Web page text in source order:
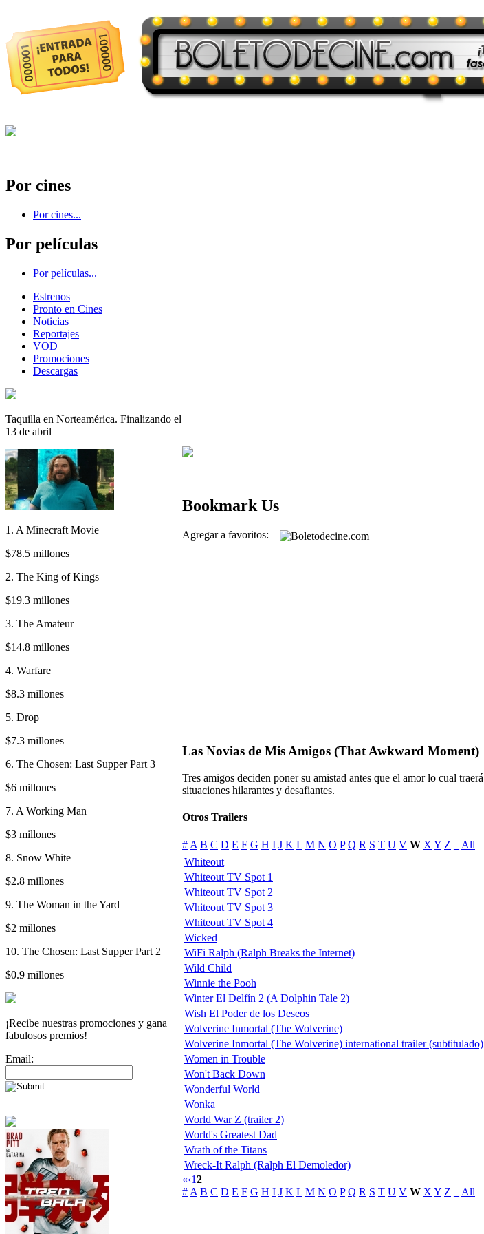
Por cines
Por cines...
Por películas
Por películas...
Estrenos
Pronto en Cines
Noticias
Reportajes
VOD
Promociones
Descargas
Taquilla en Norteamérica. Finalizando el
13 de abril
1. A Minecraft Movie
$78.5 millones
2. The King of Kings
$19.3 millones
3. The Amateur
$14.8 millones
4. Warfare
$8.3 millones
5. Drop
$7.3 millones
6. The Chosen: Last Supper Part 3
$6 millones
7. A Working Man
$3 millones
8. Snow White
$2.8 millones
9. The Woman in the Yard
$2 millones
10. The Chosen: Last Supper Part 2
$0.9 millones
¡Recibe nuestras promociones y gana
fabulosos premios!
Email:
Bookmark Us
Agregar a favoritos:
Las Novias de Mis Amigos (That Awkward Moment)
Tres amigos deciden poner su amistad antes que el amor lo cual traerá
situaciones hilarantes y desafiantes.
Otros Trailers
# A B C D E F G H I J K L M N O P Q R S T U V W X Y Z
All
Whiteout
Whiteout TV Spot 1
Whiteout TV Spot 2
Whiteout TV Spot 3
Whiteout TV Spot 4
Wicked
WiFi Ralph (Ralph Breaks the Internet)
Wild Child
Winnie the Pooh
Winter El Delfín 2 (A Dolphin Tale 2)
Wish El Poder de los Deseos
Wolverine Inmortal (The Wolverine)
Wolverine Inmortal (The Wolverine) international trailer (subtitulado)
Women in Trouble
Won't Back Down
Wonderful World
Wonka
World War Z (trailer 2)
World's Greatest Dad
Wrath of the Titans
Wreck-It Ralph (Ralph El Demoledor)
«‹12
# A B C D E F G H I J K L M N O P Q R S T U V W X Y Z All